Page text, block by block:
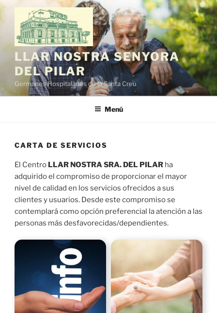
Saltar
contenido
LLAR NOSTRA SENYORA
DEL PILAR
Germanes Hospitalàries de la Santa Creu
Menú
CARTA DE SERVICIOS
El Centro LLAR NOSTRA SRA. DEL PILAR ha
adquirido el compromiso de proporcionar el mayor
nivel de calidad en los servicios ofrecidos a sus
clientes y usuarios. Desde este compromiso se
contemplará como opción preferencial la atención a las
personas más desfavorecidas/dependientes.